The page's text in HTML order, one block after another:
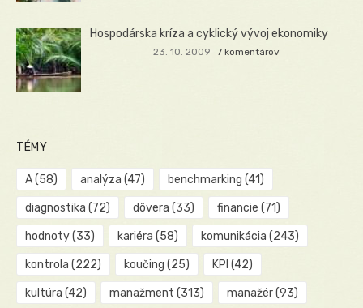
Hospodárska kríza a cyklický vývoj ekonomiky
23. 10. 2009 7 komentárov
TÉMY
A(58) analýza (47) benchmarking (41)
diagnostika (72) dôvera (33) financie (71)
hodnoty(33) kariéra (58) komunikácia (243)
kontrola (222) koučing (25) KPI (42)
kultúra (42) manažment (313) manažér(93)